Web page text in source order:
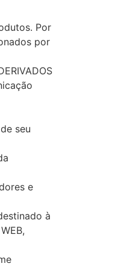
Por
por
seu
e
à